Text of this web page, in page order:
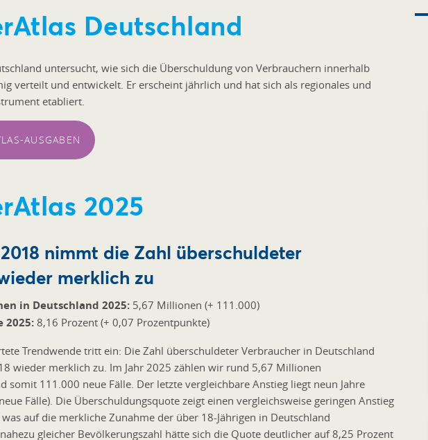
Deutschland
untersucht, wie sich die Überschuldung von Verbrauchern innerhalb
verteilt und entwickelt. Er erscheint jährlich und hat sich als regionales und
etabliert.
AUSGABEN
2025
nimmt die Zahl überschuldeter
merklich zu
in Deutschland 2025: 5,67 Millionen (+ 111.000)
2025: 8,16 Prozent (+ 0,07 Prozentpunkte)
Trendwende tritt ein: Die Zahl überschuldeter Verbraucher in Deutschland
wieder merklich zu. Im Jahr 2025 zählen wir rund 5,67 Millionen
somit 111.000 neue Fälle. Der letzte vergleichbare Anstieg liegt neun Jahre
Fälle). Die Überschuldungsquote zeigt einen vergleichsweise geringen Anstieg
auf die merkliche Zunahme der über 18-Jährigen in Deutschland
gleicher Bevölkerungszahl hätte sich die Quote deutlicher auf 8,25 Prozent